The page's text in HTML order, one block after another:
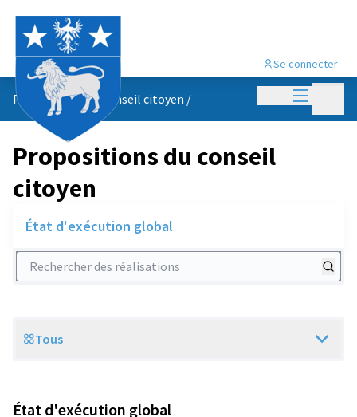
Menu
Se connecter
Propositions du conseil citoyen /
Propositions du conseil
citoyen
État d'exécution global
Rechercher des réalisations
Scope
Tous
État d'exécution global